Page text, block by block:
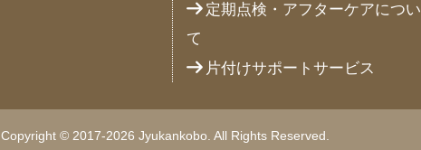
定期点検・アフターケアについ
て
片付けサポートサービス
Copyright © 2017-2026 Jyukankobo. All Rights Reserved.